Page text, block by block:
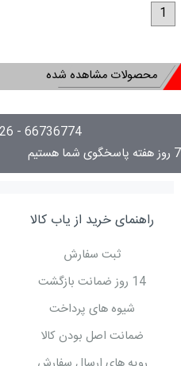
1
محصولات مشاهده شده
66736774 - 021-66736726 info@yabkala.com
7 روز هفته پاسخگوی شما هستیم
راهنمای خرید از یاب کالا
ثبت سفارش
14 روز ضمانت بازگشت
شیوه های پرداخت
ضمانت اصل بودن کالا